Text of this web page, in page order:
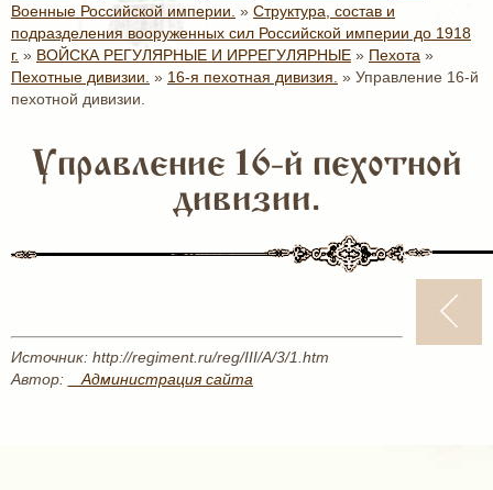
Военные Российской империи. » Структура, состав и
подразделения вооруженных сил Российской империи до 1918
г. » ВОЙСКА РЕГУЛЯРНЫЕ И ИРРЕГУЛЯРНЫЕ » Пехота »
Пехотные дивизии. » 16-я пехотная дивизия. » Управление 16-й
пехотной дивизии.
Управление 16-й пехотной
дивизии.
Источник: http://regiment.ru/reg/III/A/3/1.htm
Автор:
_ Администрация сайта